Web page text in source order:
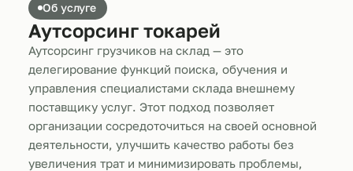
Об услуге
Аутсорсинг токарей
Аутсорсинг грузчиков на склад — это
делегирование функций поиска, обучения и
управления специалистами склада внешнему
поставщику услуг. Этот подход позволяет
организации сосредоточиться на своей основной
деятельности, улучшить качество работы без
увеличения трат и минимизировать проблемы,